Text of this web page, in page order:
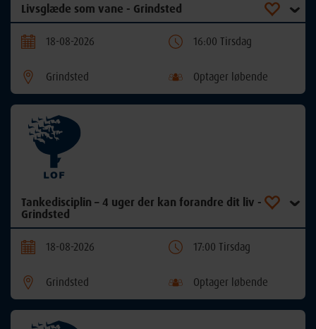
Livsglæde som vane - Grindsted
18-08-2026 16:00 Tirsdag
Grindsted Optager løbende
Tankedisciplin – 4 uger der kan forandre dit liv -
Grindsted
18-08-2026 17:00 Tirsdag
Grindsted Optager løbende